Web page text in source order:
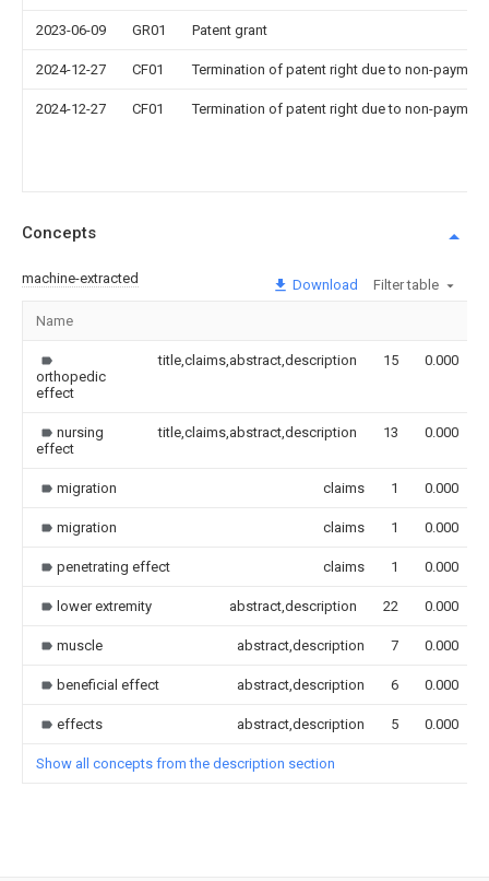
2023-06-09 GR01 Patent grant
2024-12-27 CF01 Termination of patent right due to non-
2024-12-27 CF01 Termination of patent right due to non-
Concepts
machine-extracted Download Filter table
Name
orthopedic
effect
title,claims,abstract,description 15 0.000
nursing
effect
title,claims,abstract,description 13 0.000
migration claims 1 0.000
migration claims 1 0.000
penetrating effect claims 1 0.000
lower extremity abstract,description 22 0.000
muscle abstract,description 7 0.000
beneficial effect abstract,description 6 0.000
effects abstract,description 5 0.000
Show all concepts from the description section